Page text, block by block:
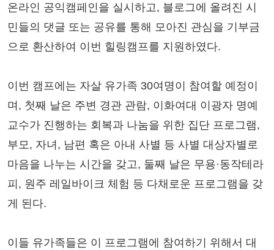
온라인 공익캠페인을 실시하고, 블로그에 올려진 시
민들의 댓글 또는 공유를 통해 모아진 관심을 기부금
으로 환산하여 이번 힐링캠프를 지원하였다.
이번 캠프에는 자살 유가족 30여명이 참여할 예정이
며, 첫째 날은 주변 경관 관람, 이화여대 이광자 명예
교수가 진행하는 회복과 나눔을 위한 집단 프로그램,
부모, 자녀, 남편 혹은 아내 사별 등 사별 대상자별로
마음을 나누는 시간을 갖고, 둘째 날은 무용·동작테라
피, 원주 레일바이크 체험 등 다채로운 프로그램을 갖
게 된다.
이들 유가족들은 이 프로그램에 참여하기 위해서 대